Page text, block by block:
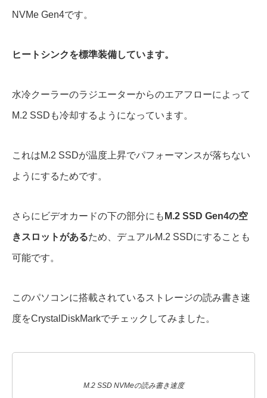
NVMe Gen4です。
ヒートシンクを標準装備しています。
水冷クーラーのラジエーターからのエアフローによって
M.2 SSDも冷却するようになっています。
これはM.2 SSDが温度上昇でパフォーマンスが落ちない
ようにするためです。
さらにビデオカードの下の部分にも M.2 SSD Gen4の空
きスロットがあるため、デュアルM.2 SSDにすることも
可能です。
このパソコンに搭載されているストレージの読み書き速
度をCrystalDiskMarkでチェックしてみました。
M.2 SSD NVMeの読み書き速度